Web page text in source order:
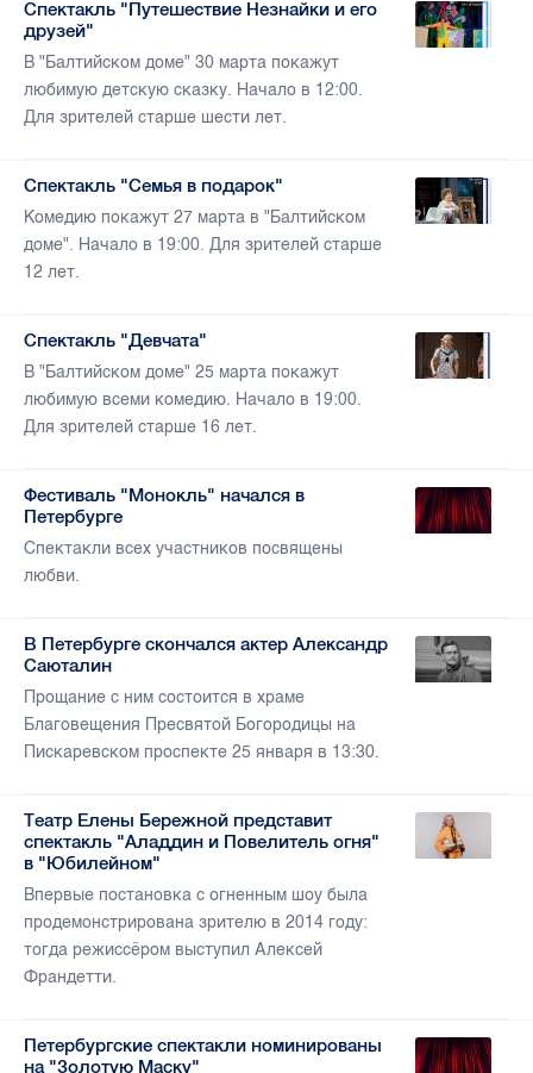
Спектакль "Путешествие Незнайки и его
друзей"
В "Балтийском доме" 30 марта покажут
любимую детскую сказку. Начало в 12:00.
Для зрителей старше шести лет.
Спектакль "Семья в подарок"
Комедию покажут 27 марта в "Балтийском
доме". Начало в 19:00. Для зрителей старше
12 лет.
Спектакль "Девчата"
В "Балтийском доме" 25 марта покажут
любимую всеми комедию. Начало в 19:00.
Для зрителей старше 16 лет.
Фестиваль "Монокль" начался в
Петербурге
Спектакли всех участников посвящены
любви.
В Петербурге скончался актер Александр
Саюталин
Прощание с ним состоится в храме
Благовещения Пресвятой Богородицы на
Пискаревском проспекте 25 января в 13:30.
Театр Елены Бережной представит
спектакль "Аладдин и Повелитель огня"
в "Юбилейном"
Впервые постановка с огненным шоу была
продемонстрирована зрителю в 2014 году:
тогда режиссёром выступил Алексей
Франдетти.
Петербургские спектакли номинированы
на "Золотую Маску"